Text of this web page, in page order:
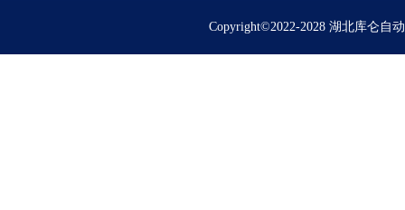
Copyright©2022-2028 湖北库仑自